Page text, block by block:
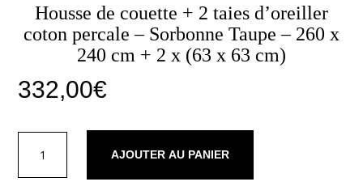
Housse de couette + 2 taies d’oreiller
coton percale – Sorbonne Taupe – 260 x
240 cm + 2 x (63 x 63 cm)
332,00€
Housse
AJOUTER AU PANIER